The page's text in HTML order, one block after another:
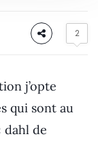
2
j’opte
qui sont au
dahl de